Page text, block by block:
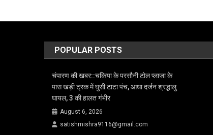
POPULAR POSTS
चंपारण की खबर::चकिया के परसौनी टोल प्लाजा के
पास खड़ी ट्रक में घुसी टाटा पंच, आधा दर्जन श्रद्धालु
घायल, 3 की हालत गंभीर
August 6, 2026
satishmishra9116@gmail.com